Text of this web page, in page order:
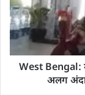
West Bengal:
अलग